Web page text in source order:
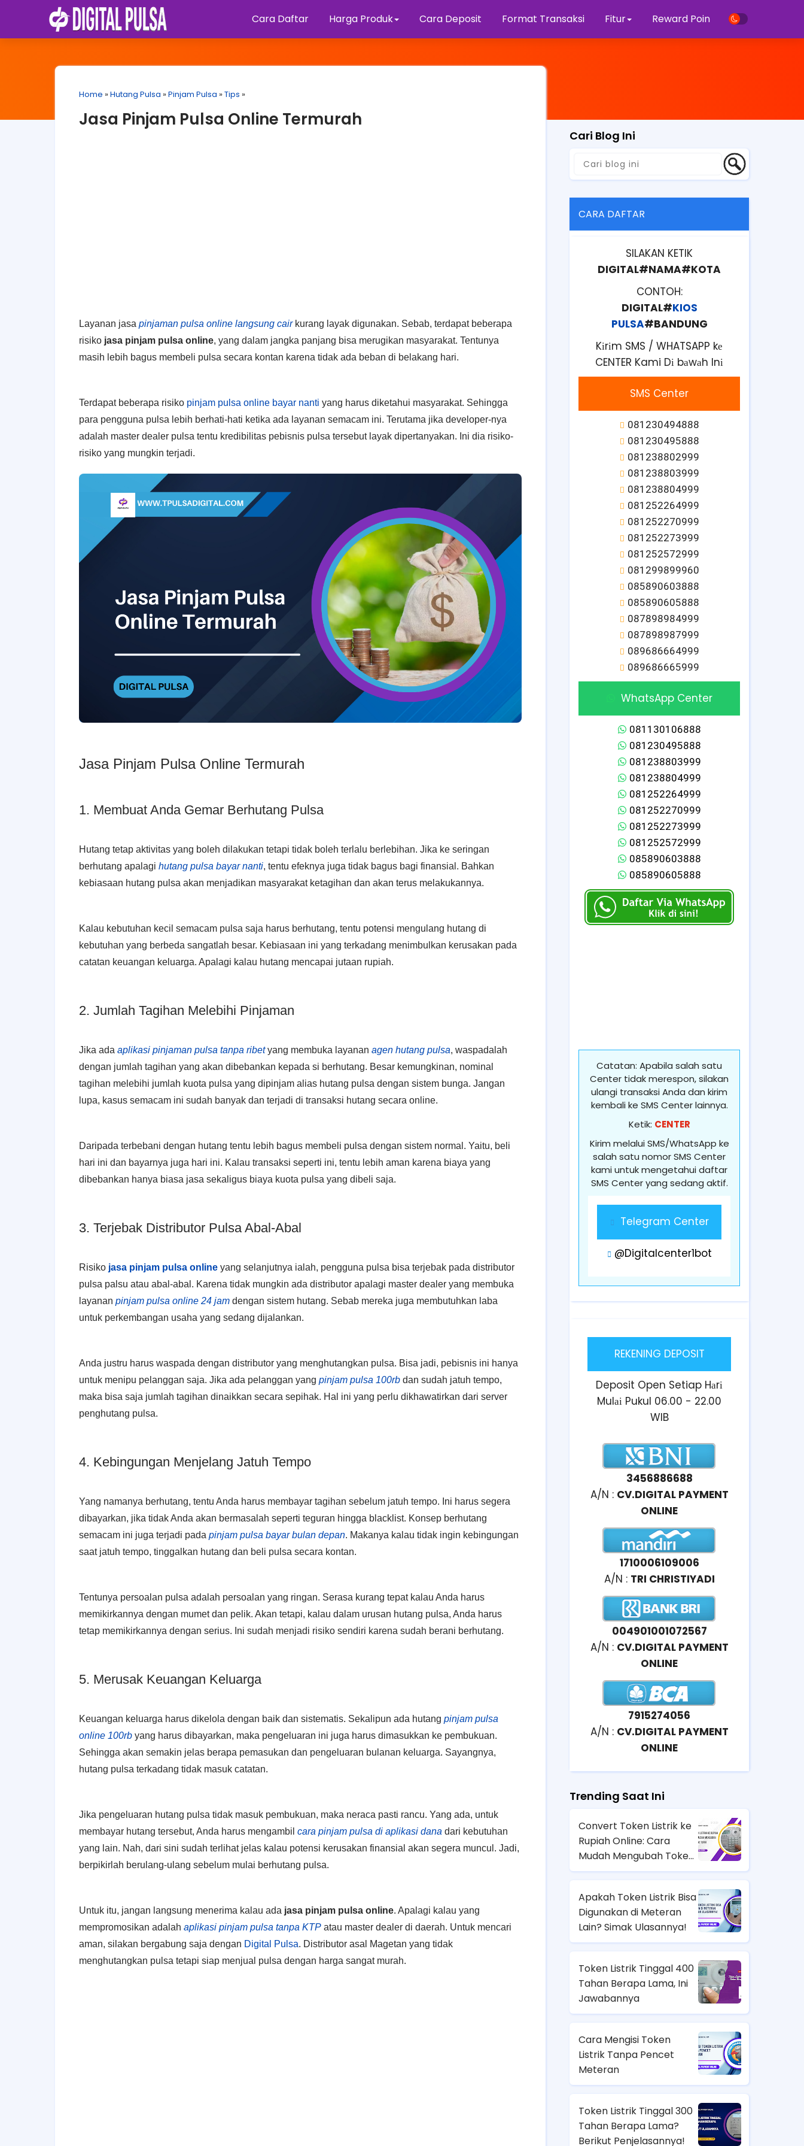
Cara Daftar Harga Produk Cara Deposit Format Transaksi Fitur Reward Poin
Home »Hutang Pulsa »Pinjam Pulsa »Tips »
Jasa Pinjam Pulsa Online Termurah
Layanan jasa pinjaman pulsa online langsung cairkurang layak digunakan. Sebab, terdapat beberapa
risiko jasa pinjam pulsa online, yang dalam jangka panjang bisa merugikan masyarakat. Tentunya
masih lebih bagus membeli pulsa secara kontan karena tidak ada beban di belakang hari.
Terdapat beberapa risiko pinjam pulsa online bayar nanti yang harus diketahui masyarakat. Sehingga
para pengguna pulsa lebih berhati-hati ketika ada layanan semacam ini. Terutama jika developer-nya
adalah master dealer pulsa tentu kredibilitas pebisnis pulsa tersebut layak dipertanyakan. Ini dia risiko-
risiko yang mungkin terjadi.
Jasa Pinjam Pulsa Online Termurah
1. Membuat Anda Gemar Berhutang Pulsa
Hutang tetap aktivitas yang boleh dilakukan tetapi tidak boleh terlalu berlebihan. Jika ke seringan
berhutang apalagi hutang pulsa bayar nanti, tentu efeknya juga tidak bagus bagi finansial. Bahkan
kebiasaan hutang pulsa akan menjadikan masyarakat ketagihan dan akan terus melakukannya.
Kalau kebutuhan kecil semacam pulsa saja harus berhutang, tentu potensi mengulang hutang di
kebutuhan yang berbeda sangatlah besar. Kebiasaan ini yang terkadang menimbulkan kerusakan pada
catatan keuangan keluarga. Apalagi kalau hutang mencapai jutaan rupiah.
2. Jumlah Tagihan Melebihi Pinjaman
Jika ada aplikasi pinjaman pulsa tanpa ribetyang membuka layanan agen hutang pulsa, waspadalah
dengan jumlah tagihan yang akan dibebankan kepada si berhutang. Besar kemungkinan, nominal
tagihan melebihi jumlah kuota pulsa yang dipinjam alias hutang pulsa dengan sistem bunga. Jangan
lupa, kasus semacam ini sudah banyak dan terjadi di transaksi hutang secara online.
Daripada terbebani dengan hutang tentu lebih bagus membeli pulsa dengan sistem normal. Yaitu, beli
hari ini dan bayarnya juga hari ini. Kalau transaksi seperti ini, tentu lebih aman karena biaya yang
dibebankan hanya biasa jasa sekaligus biaya kuota pulsa yang dibeli saja.
3. Terjebak Distributor Pulsa Abal-Abal
Risiko jasa pinjam pulsa online yang selanjutnya ialah, pengguna pulsa bisa terjebak pada distributor
pulsa palsu atau abal-abal. Karena tidak mungkin ada distributor apalagi master dealer yang membuka
layanan pinjam pulsa online 24 jam dengan sistem hutang. Sebab mereka juga membutuhkan laba
untuk perkembangan usaha yang sedang dijalankan.
Anda justru harus waspada dengan distributor yang menghutangkan pulsa. Bisa jadi, pebisnis ini hanya
untuk menipu pelanggan saja. Jika ada pelanggan yang pinjam pulsa 100rb dan sudah jatuh tempo,
maka bisa saja jumlah tagihan dinaikkan secara sepihak. Hal ini yang perlu dikhawatirkan dari server
penghutang pulsa.
4. Kebingungan Menjelang Jatuh Tempo
Yang namanya berhutang, tentu Anda harus membayar tagihan sebelum jatuh tempo. Ini harus segera
dibayarkan, jika tidak Anda akan bermasalah seperti teguran hingga blacklist. Konsep berhutang
semacam ini juga terjadi pada pinjam pulsa bayar bulan depan. Makanya kalau tidak ingin kebingungan
saat jatuh tempo, tinggalkan hutang dan beli pulsa secara kontan.
Tentunya persoalan pulsa adalah persoalan yang ringan. Serasa kurang tepat kalau Anda harus
memikirkannya dengan mumet dan pelik. Akan tetapi, kalau dalam urusan hutang pulsa, Anda harus
tetap memikirkannya dengan serius. Ini sudah menjadi risiko sendiri karena sudah berani berhutang.
5. Merusak Keuangan Keluarga
Keuangan keluarga harus dikelola dengan baik dan sistematis. Sekalipun ada hutang pinjam pulsa
online 100rb yang harus dibayarkan, maka pengeluaran ini juga harus dimasukkan ke pembukuan.
Sehingga akan semakin jelas berapa pemasukan dan pengeluaran bulanan keluarga. Sayangnya,
hutang pulsa terkadang tidak masuk catatan.
Jika pengeluaran hutang pulsa tidak masuk pembukuan, maka neraca pasti rancu. Yang ada, untuk
membayar hutang tersebut, Anda harus mengambil cara pinjam pulsa di aplikasi dana dari kebutuhan
yang lain. Nah, dari sini sudah terlihat jelas kalau potensi kerusakan finansial akan segera muncul. Jadi,
berpikirlah berulang-ulang sebelum mulai berhutang pulsa.
Untuk itu, jangan langsung menerima kalau ada jasa pinjam pulsa online. Apalagi kalau yang
mempromosikan adalah aplikasi pinjam pulsa tanpa KTP atau master dealer di daerah. Untuk mencari
aman, silakan bergabung saja dengan Digital Pulsa. Distributor asal Magetan yang tidak
menghutangkan pulsa tetapi siap menjual pulsa dengan harga sangat murah.
Cari Blog Ini
CARA DAFTAR
SILAKAN KETIK
DIGITAL#NAMA#KOTA
CONTOH:
DIGITAL#KIOS
PULSA#BANDUNG
Kіrіm SMS / WHATSAPP kе
CENTER Kami Dі bаwаh Inі
SMS Center
081230494888
081230495888
081238802999
081238803999
081238804999
081252264999
081252270999
081252273999
081252572999
081299899960
085890603888
085890605888
087898984999
087898987999
089686664999
089686665999
WhatsApp Center
081130106888
081230495888
081238803999
081238804999
081252264999
081252270999
081252273999
081252572999
085890603888
085890605888
Catatan: Apabila salah satu
Center tidak merespon, silakan
ulangi transaksi Anda dan kirim
kembali ke SMS Center lainnya.
Ketik: CENTER
Kirim melalui SMS/WhatsApp ke
salah satu nomor SMS Center
kami untuk mengetahui daftar
SMS Center yang sedang aktif.
Telegram Center
@Digitalcenter1bot
REKENING DEPOSIT
Deposit Open Setiap Hаrі
Mulаі Pukul 06.00 - 22.00
WIB
3456886688
A/N : CV.DIGITAL PAYMENT
ONLINE
1710006109006
A/N : TRI CHRISTIYADI
004901001072567
A/N : CV.DIGITAL PAYMENT
ONLINE
7915274056
A/N : CV.DIGITAL PAYMENT
ONLINE
Trending Saat Ini
Convert Token Listrik ke
Rupiah Online: Cara
Mudah Mengubah Token
Jadi Uang Tunai
Apakah Token Listrik Bisa
Digunakan di Meteran
Lain? Simak Ulasannya!
Token Listrik Tinggal 400
Tahan Berapa Lama, Ini
Jawabannya
Cara Mengisi Token
Listrik Tanpa Pencet
Meteran
Token Listrik Tinggal 300
Tahan Berapa Lama?
Berikut Penjelasannya!